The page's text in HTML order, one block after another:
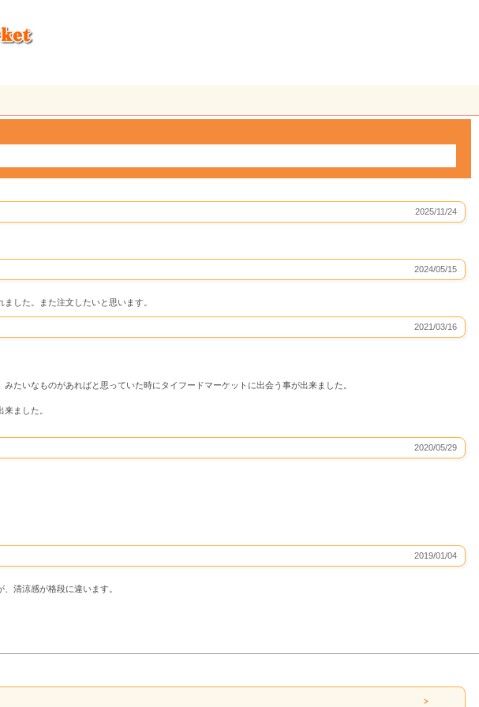
2025/11/24
2024/05/15
した。また注文したいと思います。
2021/03/16
いなものがあればと思っていた時にタイフードマーケットに出会う事が出来ました。
ました。
2020/05/29
2019/01/04
清涼感が格段に違います。